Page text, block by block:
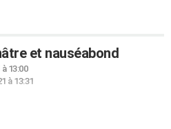
et nauséabond
13:00
à 13:31